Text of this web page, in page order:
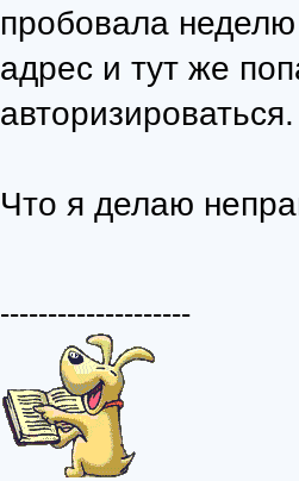
пробовала
адрес и тут же
авторизироваться.
Что я делаю
--------------------